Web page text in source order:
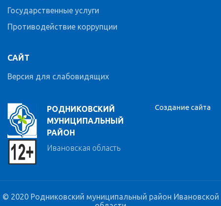
РОДНИКОВСКИЙ
МУНИЦИПАЛЬНЫЙ
РАЙОН
Ивановская область
Государственные услуги
Противодействие коррупции
САЙТ
Версия для слабовидящих
Создание сайта
© 2020 Родниковский муниципальный район Ивановской